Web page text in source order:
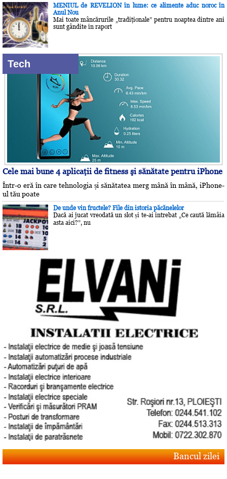
MENIUL de REVELION în lume: ce alimente aduc noroc în
Anul Nou
Mai toate mâncărurile „tradiţionale” pentru noaptea dintre ani
sunt gândite în raport
Tech
Cele mai bune 4 aplicaţii de fitness şi sănătate pentru iPhone
Într-o eră în care tehnologia și sănătatea merg mână în mână, iPhone-
ul tău poate
De unde vin fructele? File din istoria păcănelelor
Dacă ai jucat vreodată un slot și te-ai întrebat „Ce caută lămâia
asta aici?”, nu
Bancul zilei